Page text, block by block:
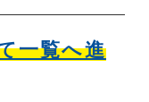
一覧へ進